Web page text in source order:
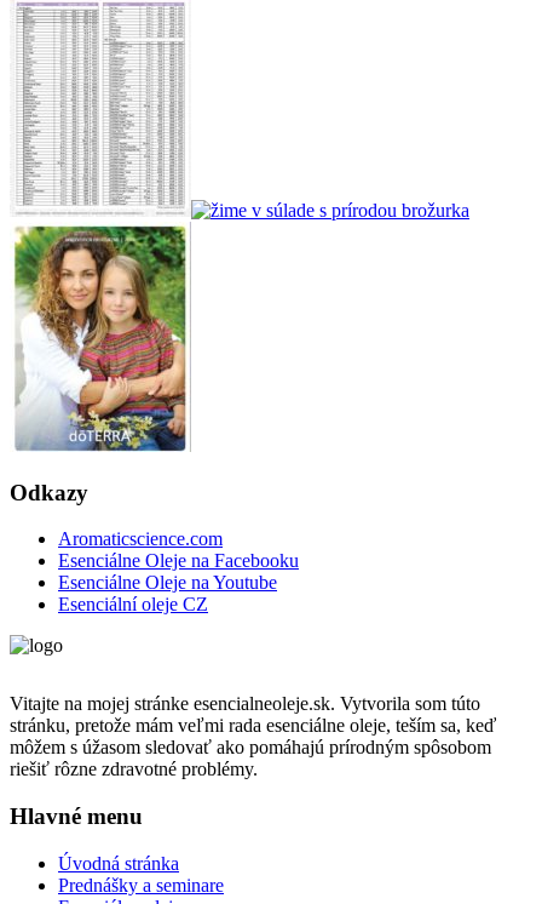
Odkazy
Aromaticscience.com
Esenciálne Oleje na Facebooku
Esenciálne Oleje na Youtube
Esenciální oleje CZ
Vitajte na mojej stránke esencialneoleje.sk. Vytvorila som túto
stránku, pretože mám veľmi rada esenciálne oleje, teším sa, keď
môžem s úžasom sledovať ako pomáhajú prírodným spôsobom
riešiť rôzne zdravotné problémy.
Hlavné menu
Úvodná stránka
Prednášky a seminare